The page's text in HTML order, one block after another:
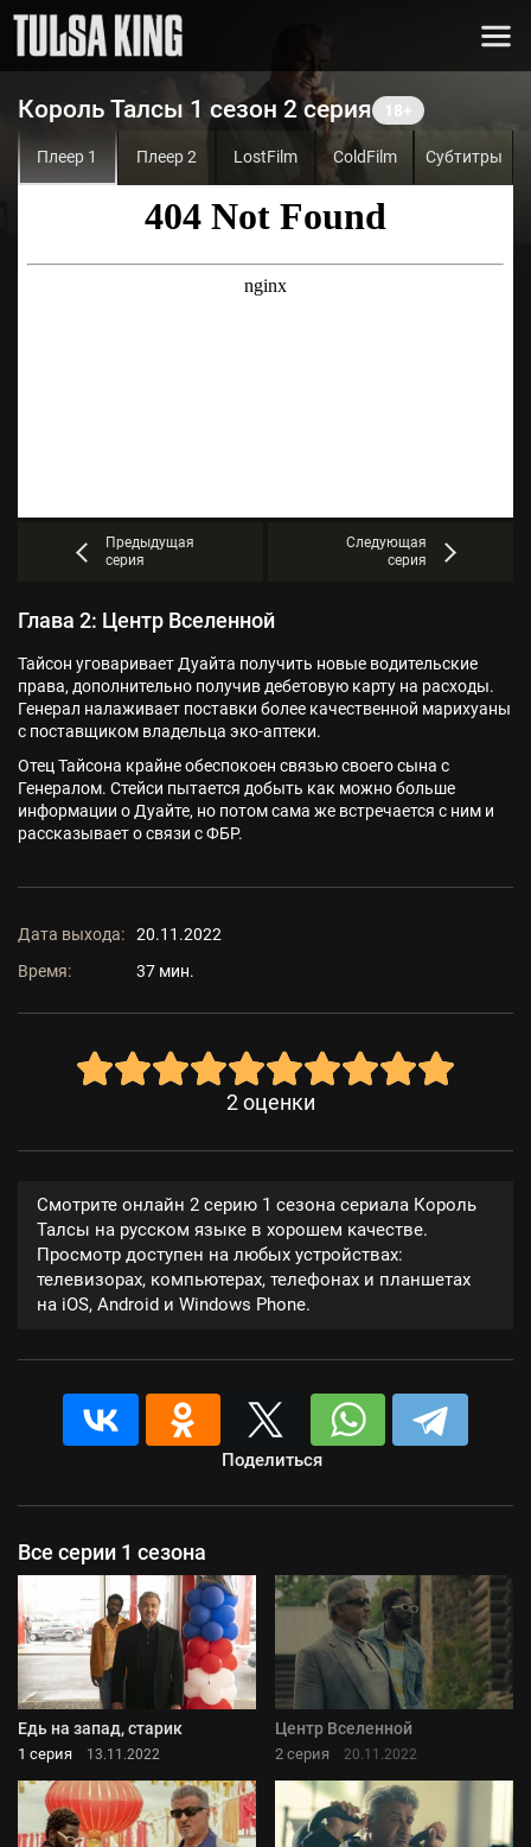
Король Талсы 1 сезон 2 серия
Плеер 1 Плеер 2 LostFilm ColdFilm Субтитры
Предыдущая
серия
Следующая
серия
Глава 2: Центр Вселенной
Тайсон уговаривает Дуайта получить новые водительские
права, дополнительно получив дебетовую карту на расходы.
Генерал налаживает поставки более качественной марихуаны
с поставщиком владельца эко-аптеки.
Отец Тайсона крайне обеспокоен связью своего сына с
Генералом. Стейси пытается добыть как можно больше
информации о Дуайте, но потом сама же встречается с ним и
рассказывает о связи с ФБР.
Дата выхода:
20.11.2022
Время:
37 мин.
2 оценки
Смотрите онлайн 2 серию 1 сезона сериала Король
Талсы на русском языке в хорошем качестве.
Просмотр доступен на любых устройствах:
телевизорах, компьютерах, телефонах и планшетах
на iOS, Android и Windows Phone.
Поделиться
Все серии 1 сезона
Едь на запад, старик
1 серия 13.11.2022
Центр Вселенной
2 серия 20.11.2022